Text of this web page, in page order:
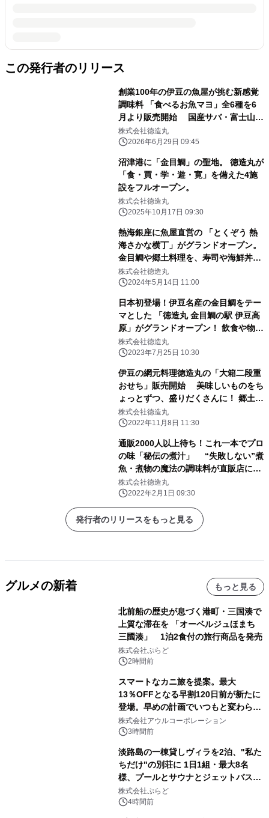
この発行者のリリース
創業100年の伊豆の魚屋が挑む新感覚
調味料 「食べるお魚マヨ」全6種を6
月より販売開始 国産サバ・富士山麓
サーモン・伊豆産わさび使用
株式会社徳造丸
2026年6月29日 09:45
沼津港に「金目鯛」の聖地。 徳造丸が
「食・買・学・遊・寛」を備えた4施
設をフルオープン。
株式会社徳造丸
2025年10月17日 09:30
熱海銀座に魚屋直営の 「とくぞう 熱
海さかな横丁」がグランドオープン。
金目鯛や郷土料理を、寿司や海鮮丼・
浜焼き・食べ歩きで 気軽に楽しむ“魚
の横丁”
株式会社徳造丸
2024年5月14日 11:00
日本初登場！伊豆名産の金目鯛をテー
マとした 「徳造丸 金目鯛の駅 伊豆高
原」がグランドオープン！ 飲食や物販
に加えドッグランやカフェテラスも併
設
株式会社徳造丸
2023年7月25日 10:30
伊豆の網元料理徳造丸の「大箱二段重
おせち」販売開始 美味しいものをち
ょっとずつ、盛りだくさんに！ 郷土料
理「金目鯛寄せ鍋」付き
株式会社徳造丸
2022年11月8日 11:30
通販2000人以上待ち！これ一本でプロ
の味「秘伝の煮汁」 “失敗しない”煮
魚・煮物の魔法の調味料が直販店にて
再販開始
株式会社徳造丸
2022年2月1日 09:30
発行者のリリースをもっと見る
グルメの新着 もっと見る
北前船の歴史が息づく港町・三国湊で
上質な滞在を 「オーベルジュほまち
三國湊」 1泊2食付の旅行商品を発売
株式会社ぷらど
2時間前
スマートなカニ旅を提案。最大
13％OFFとなる早割120日前が新たに
登場。早めの計画でいつもと変わらぬ
大人の冬旅を。ー夕日ヶ浦温泉「佳松
苑 別邸ふうか」ー
株式会社アウルコーポレーション
3時間前
淡路島の一棟貸しヴィラを2泊、"私た
ちだけ"の別荘に 1日1組・最大8名
様、プールとサウナとジェットバス付
きで Villa Mon Temps AWAJIの連泊
素泊りプラン
株式会社ぷらど
4時間前